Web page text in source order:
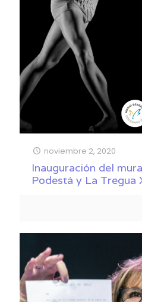
noviembre 2, 2020
Inauguración del
Podestá y La Tregua